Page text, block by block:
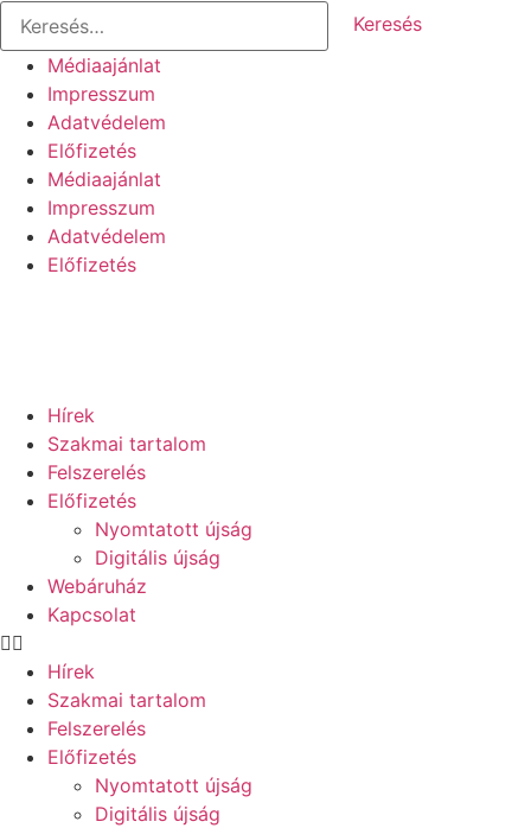
Ugrás
a
tartalomhoz
Keresés:
Médiaajánlat
Impresszum
Adatvédelem
Előfizetés
Médiaajánlat
Impresszum
Adatvédelem
Előfizetés
Hírek
Szakmai tartalom
Felszerelés
Előfizetés
Nyomtatott újság
Digitális újság
Webáruház
Kapcsolat
Hírek
Szakmai tartalom
Felszerelés
Előfizetés
Nyomtatott újság
Digitális újság